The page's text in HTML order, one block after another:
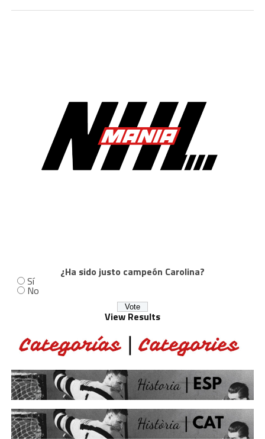
¿Ha sido justo campeón Carolina?
Sí
No
View Results